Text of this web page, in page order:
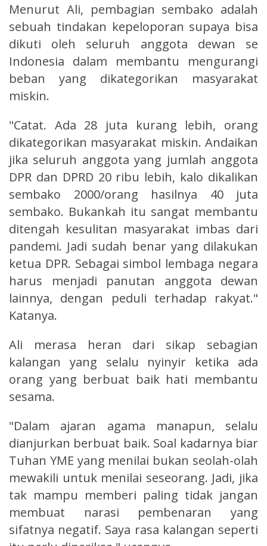
Menurut Ali, pembagian sembako adalah
sebuah tindakan kepeloporan supaya bisa
dikuti oleh seluruh anggota dewan se
Indonesia dalam membantu mengurangi
beban yang dikategorikan masyarakat
miskin.
"Catat. Ada 28 juta kurang lebih, orang
dikategorikan masyarakat miskin. Andaikan
jika seluruh anggota yang jumlah anggota
DPR dan DPRD 20 ribu lebih, kalo dikalikan
sembako 2000/orang hasilnya 40 juta
sembako. Bukankah itu sangat membantu
ditengah kesulitan masyarakat imbas dari
pandemi. Jadi sudah benar yang dilakukan
ketua DPR. Sebagai simbol lembaga negara
harus menjadi panutan anggota dewan
lainnya, dengan peduli terhadap rakyat."
Katanya.
Ali merasa heran dari sikap sebagian
kalangan yang selalu nyinyir ketika ada
orang yang berbuat baik hati membantu
sesama.
"Dalam ajaran agama manapun, selalu
dianjurkan berbuat baik. Soal kadarnya biar
Tuhan YME yang menilai bukan seolah-olah
mewakili untuk menilai seseorang. Jadi, jika
tak mampu memberi paling tidak jangan
membuat narasi pembenaran yang
sifatnya negatif. Saya rasa kalangan seperti